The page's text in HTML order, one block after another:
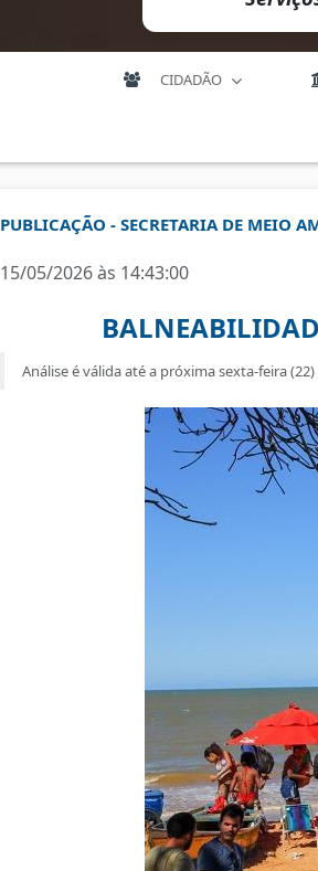
CIDADÃO
PUBLICAÇÃO - SECRETARIA DE MEIO
15/05/2026 às 14:43:00
Análise é válida até a próxima sexta-feira (22)